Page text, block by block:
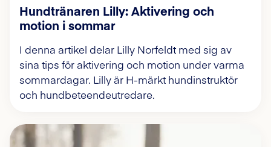
Hundtränaren Lilly: Aktivering och
motion i sommar
I denna artikel delar Lilly Norfeldt med sig av
sina tips för aktivering och motion under varma
sommardagar. Lilly är H-märkt hundinstruktör
och hundbeteendeutredare.